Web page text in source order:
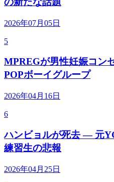
2026年07月05日
5
MPREGが男性妊娠コン
POPボーイグループ
2026年04月16日
6
ハンビョルが死去 — 元
練習生の悲報
2026年04月25日